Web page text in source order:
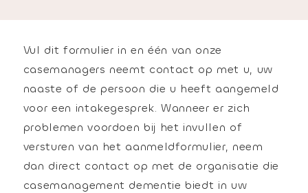
Vul dit formulier in en één van onze
casemanagers neemt contact op met u, uw
naaste of de persoon die u heeft aangemeld
voor een intakegesprek. Wanneer er zich
problemen voordoen bij het invullen of
versturen van het aanmeldformulier, neem
dan direct contact op met de organisatie die
casemanagement dementie biedt in uw